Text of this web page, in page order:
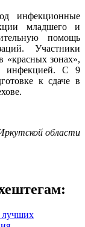
инфекционные
младшего и
помощь
Участники
«красных зонах»,
инфекцией. С 9
к сдаче в
области